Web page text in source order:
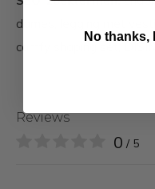
dames, legging met
comfy shaping set,
Reviews
0 / 5
No thanks,